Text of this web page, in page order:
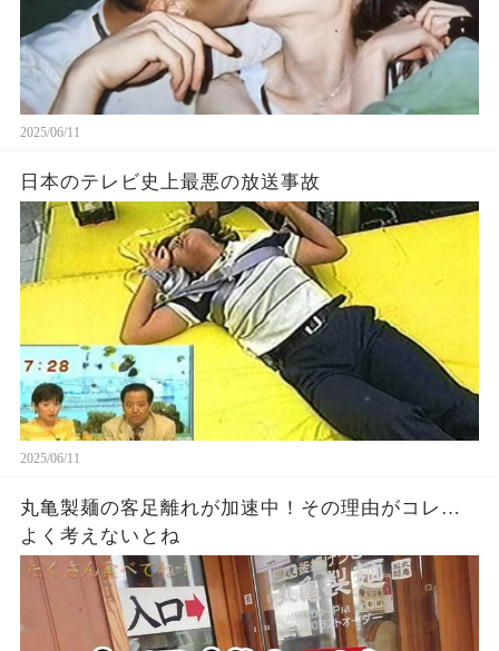
2025/06/11
日本のテレビ史上最悪の放送事故
2025/06/11
丸亀製麺の客足離れが加速中！その理由がコレ…
よく考えないとね